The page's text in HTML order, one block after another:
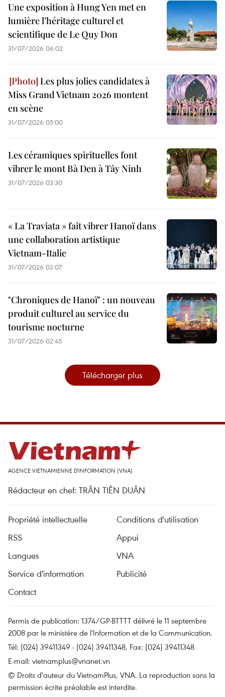
Une exposition à Hung Yen met en
lumière l’héritage culturel et
scientifique de Le Quy Don
31/07/2026 06:02
Les plus jolies candidates à
Miss Grand Vietnam 2026 montent
en scène
31/07/2026 05:00
Les céramiques spirituelles font
vibrer le mont Bà Den à Tây Ninh
31/07/2026 03:30
« La Traviata » fait vibrer Hanoï dans
une collaboration artistique
Vietnam-Italie
31/07/2026 03:07
"Chroniques de Hanoï" : un nouveau
produit culturel au service du
tourisme nocturne
31/07/2026 02:45
Télécharger plus
AGENCE VIETNAMIENNE D'INFORMATION (VNA)
Rédacteur en chef: TRÂN TIÊN DUÂN
Propriété intellectuelle
Conditions d'utilisation
RSS
Appui
Langues
VNA
Service d'information
Publicité
Contact
Permis de publication: 1374/GP-BTTTT délivré le 11 septembre
2008 par le ministère de l'Information et de la Communication.
Tél: (024) 39411349 - (024) 39411348, Fax: (024) 39411348
E-mail: vietnamplus@vnanet.vn
© Droits d'auteur du VietnamPlus, VNA. La reproduction sans la
permission écrite préalable est interdite.